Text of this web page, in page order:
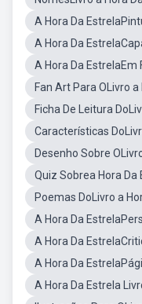
A Hora Da
A Hora Da
A Hora Da EstrelaEm
Fan Art Para OLivro
Ficha De Leitura
Características
Desenho Sobre
Quiz Sobrea Hora Da
Poemas DoLivro a
A Hora Da
A Hora Da
A Hora Da
A Hora Da Estrela